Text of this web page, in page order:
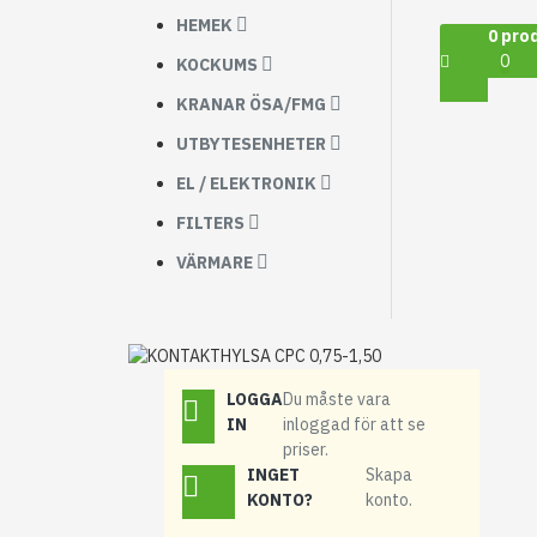
0
0
HEMEK
KOCKUMS
KRANAR ÖSA/FMG
UTBYTESENHETER
EL / ELEKTRONIK
FILTERS
VÄRMARE
LOGGA
IN
Du måste vara
inloggad för att se
priser.
INGET
KONTO?
Skapa
konto.